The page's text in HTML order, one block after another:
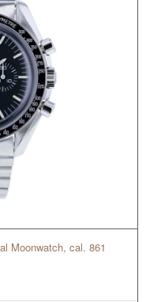
Moonwatch, cal. 861